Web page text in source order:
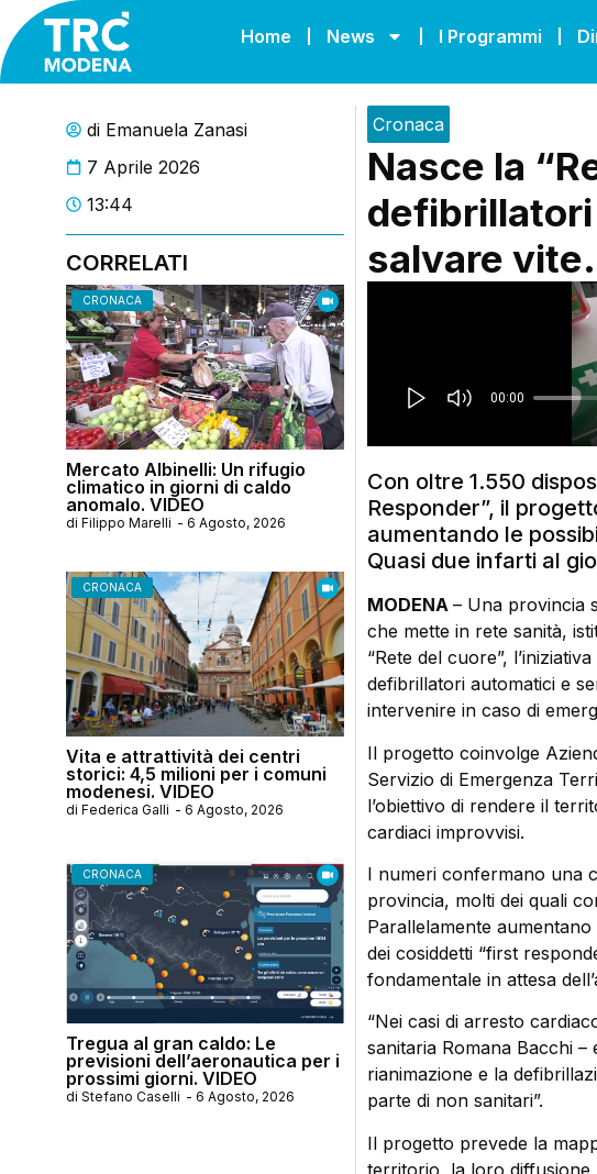
Home News I Programmi
di Emanuela Zanasi
7 Aprile 2026
13:44
CORRELATI
CRONACA
Mercato Albinelli: Un rifugio
climatico in giorni di caldo
anomalo. VIDEO
di Filippo Marelli - 6 Agosto, 2026
CRONACA
Vita e attrattività dei centri
storici: 4,5 milioni per i comuni
modenesi. VIDEO
di Federica Galli - 6 Agosto, 2026
CRONACA
Tregua al gran caldo: Le
previsioni dell’aeronautica per i
prossimi giorni. VIDEO
di Stefano Caselli - 6 Agosto, 2026
Cronaca
Nasce la
salvare vite.
Con oltre 1.550
Responder”, il
aumentando le
Quasi due infarti al
MODENA – Una provincia
che mette in rete sanità,
“Rete del cuore”,
defibrillatori automatici e
intervenire in caso di
Il progetto coinvolge
Servizio di Emergenza
l’obiettivo di rendere il
cardiaci improvvisi.
I numeri confermano una
provincia, molti dei quali
Parallelamente aumentano
dei cosiddetti “first
fondamentale in attesa
“Nei casi di arresto
sanitaria Romana Bacchi
rianimazione e la
parte di non sanitari”.
Il progetto prevede la
territorio, la loro diffusione